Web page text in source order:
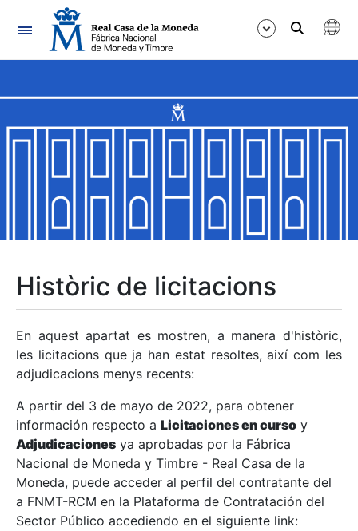
Navegació
Mostra/Amaga
Mostra/Amaga
Mostra/Amaga
Mostra/Amaga
Mostra/Amaga
Històric de licitacions
En aquest apartat es mostren, a manera d'històric,
les licitacions que ja han estat resoltes, així com les
adjudicacions menys recents:
A partir del 3 de mayo de 2022, para obtener
información respecto a Licitaciones en curso y
Adjudicaciones ya aprobadas por la Fábrica
Nacional de Moneda y Timbre - Real Casa de la
Moneda, puede acceder al perfil del contratante del
a FNMT-RCM en la Plataforma de Contratación del
Sector Público accediendo en el siguiente link: